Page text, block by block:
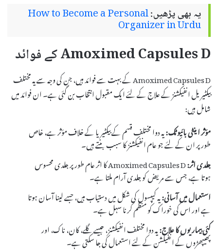
یہ بھی پڑھیں:How to Become a Personal
Organizer in Urdu
Amoximed Capsules D کے فوائد
Amoximed Capsules D کے بہت سے فوائد ہیں، جن کی وجہ سے یہ مختلف
بیکٹیریل انفیکشنز کے علاج کے لئے ایک مقبول انتخاب بن گئی ہے۔ ان فوائد میں
شامل ہیں:
مؤثر اینٹی بائیوٹک:یہ دوا مختلف قسم کے بیکٹیریا کے خلاف مؤثر ہے، خاص
طور پر ان کے لئے جو عام انفیکشنز کا سبب بنتے ہیں۔
جلدی اثر:
Amoximed Capsules D کا اثر عام طور پر جلدی محسوس
ہوتا ہے، جس سے مریض کو جلدی آرام ملتا ہے۔
استعمال میں آسانی:یہ کیپسول کی شکل میں دستیاب ہیں، جسے لینا آسان ہوتا
ہے اور اس کی خوراک کو منظم کرنا سہل ہے۔
کئی بیماریوں کا علاج:یہ دوا مختلف انفیکشنز، جیسے گلے، کان، ناک، اور
پھیپھڑوں کے انفیکشن کے لئے استعمال کی جا سکتی ہے۔